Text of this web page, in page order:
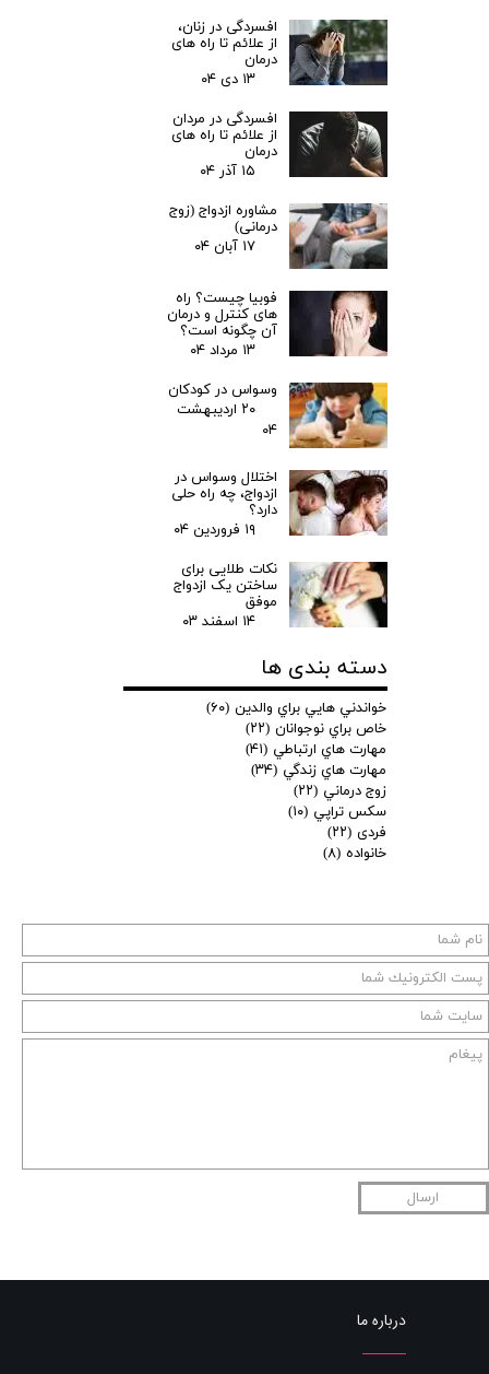
ارسال
افسردگی در زنان،
از علائم تا راه های
درمان
۱۳ دی ۰۴
افسردگی در مردان
از علائم تا راه های
درمان
۱۵ آذر ۰۴
مشاوره ازدواج (زوج
درمانی)
۱۷ آبان ۰۴
فوبیا چیست؟ راه
های کنترل و درمان
آن چگونه است؟
۱۳ مرداد ۰۴
وسواس در کودکان
۲۰ اردیبهشت
۰۴
اختلال وسواس در
ازدواج، چه راه حلی
دارد؟
۱۹ فروردین ۰۴
نکات طلایی برای
ساختن یک ازدواج
موفق
۱۴ اسفند ۰۳
دسته بندی ها
خواندني هايي براي والدين (۶۰)
خاص براي نوجوانان (۲۲)
مهارت هاي ارتباطي (۴۱)
مهارت هاي زندگي (۳۴)
زوج درماني (۲۲)
سكس تراپي (۱۰)
فردی (۲۲)
خانواده (۸)
درباره ما